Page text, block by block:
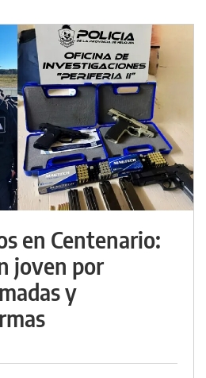
en Centenario:
joven por
y